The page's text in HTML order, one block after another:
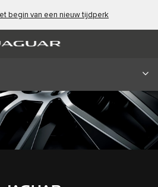
begin van een nieuw tijdperk